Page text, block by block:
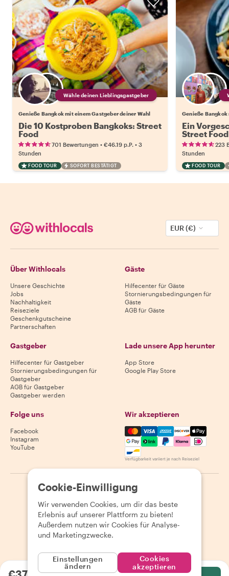
Wähle deinen Lieblingsgastgeber
Genieße Bangkok mit einem Gastgeber deiner Wahl
Die 10 Kostproben Bangkoks: Street
Food
701 Bewertungen • €46.19 p.P. • 3
Stunden
FOOD TOUR SOFORT BESTÄTIGT
Genieße
Ein
Street
223
Stunden
FOOD TOUR
EUR (€)
Über Withlocals
Unsere Geschichte
Jobs
Nachhaltigkeit
Reiseziele
Geschenkgutscheine
Partnerschaften
Gäste
Hilfecenter für Gäste
Stornierungsbedingungen für
Gäste
AGB für Gäste
Gastgeber
Hilfecenter für Gastgeber
Stornierungsbedingungen für
Gastgeber
AGB für Gastgeber
Gastgeber werden
Lade unsere App herunter
App Store
Google Play Store
Folge uns
Facebook
Instagram
YouTube
Wir akzeptieren
Mastercard, Visa, Amex,
Verfügbarkeit variiert je nach Reiseziel
2026 Withlocals.com | Datenschutzerklärung
Seitenübersicht
Cookie-Einwilligung
Wir verwenden Cookies, um dir das beste
Erlebnis auf unserer Plattform zu bieten!
Außerdem nutzen wir Cookies für Analyse-
und Marketingzwecke.
Einstellungen
ändern
Cookies
akzeptieren